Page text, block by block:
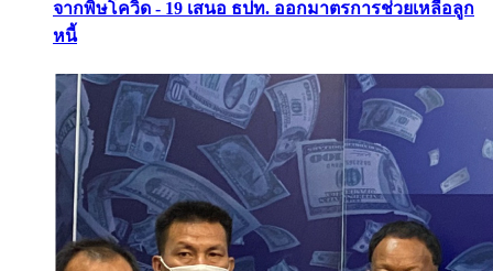
จากพิษโควิด - 19 เสนอ ธปท. ออกมาตรการช่วยเหลือลูก
หนี้